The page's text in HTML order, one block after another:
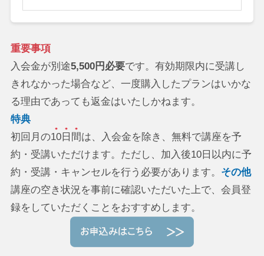
重要事項
入会金が別途5,500円必要です。有効期限内に受講し
きれなかった場合など、一度購入したプランはいかな
る理由であっても返金はいたしかねます。
特典
初回月の10日間は、入会金を除き、無料で講座を予
約・受講いただけます。ただし、加入後10日以内に予
約・受講・キャンセルを行う必要があります。 その他
講座の空き状況を事前に確認いただいた上で、会員登
録をしていただくことをおすすめします。